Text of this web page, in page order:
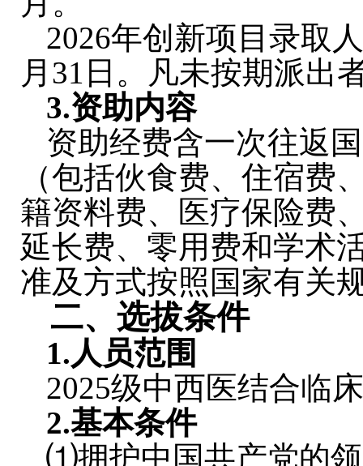
2026年创新项目录取
月31日。凡未按期派出
3.资助内容
资助经费含一次往返
（包括伙食费、住宿费
籍资料费、医疗保险费
延长费、零用费和学术
准及方式按照国家有关
二、选拔条件
1.人员范围
2025级中西医结合临
2.基本条件
⑴拥护中国共产党的